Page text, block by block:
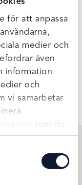
för att anpassa
medier och
även
information
och
vi samarbetar
som du
samlat in
form. Gjord i Cool
transporterar bort
reglerbara
Går att knäppa